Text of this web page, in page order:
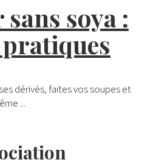
soya :
dérivés, faites vos soupes et
...